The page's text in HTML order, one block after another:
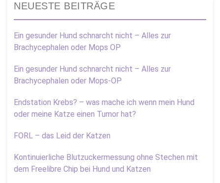
NEUESTE BEITRÄGE
Ein gesunder Hund schnarcht nicht – Alles zur
Brachycephalen oder Mops OP
Ein gesunder Hund schnarcht nicht – Alles zur
Brachycephalen oder Mops-OP
Endstation Krebs? – was mache ich wenn mein Hund
oder meine Katze einen Tumor hat?
FORL – das Leid der Katzen
Kontinuierliche Blutzuckermessung ohne Stechen mit
dem Freelibre Chip bei Hund und Katzen